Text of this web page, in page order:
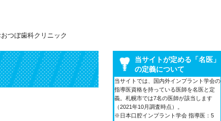
おつぼ歯科クリニック
当サイトが定める「名医」
の定義について
当サイトでは、国内外インプラント学会の
指導医資格を持っている医師を名医と定
義。札幌市では7名の医師が該当します
（2021年10月調査時点）。
※日本口腔インプラント学会 指導医：5